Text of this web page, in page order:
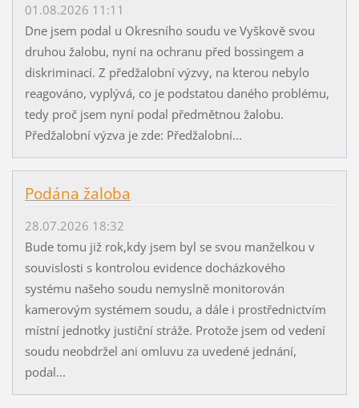
01.08.2026 11:11
Dne jsem podal u Okresního soudu ve Vyškově svou
druhou žalobu, nyní na ochranu před bossingem a
diskriminací. Z předžalobní výzvy, na kterou nebylo
reagováno, vyplývá, co je podstatou daného problému,
tedy proč jsem nyní podal předmětnou žalobu.
Předžalobní výzva je zde: Předžalobní...
Podána žaloba
28.07.2026 18:32
Bude tomu již rok,kdy jsem byl se svou manželkou v
souvislosti s kontrolou evidence docházkového
systému našeho soudu nemyslně monitorován
kamerovým systémem soudu, a dále i prostřednictvím
místní jednotky justiční stráže. Protože jsem od vedení
soudu neobdržel ani omluvu za uvedené jednání,
podal...